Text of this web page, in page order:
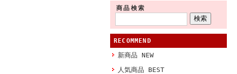
商品検索
RECOMMEND
新商品 NEW
人気商品 BEST